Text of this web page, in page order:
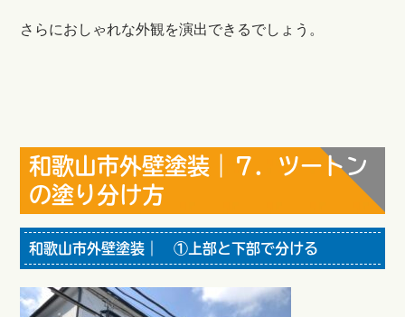
さらにおしゃれな外観を演出できるでしょう。
和歌山市外壁塗装｜７．ツートン
の塗り分け方
和歌山市外壁塗装｜ ①上部と下部で分ける